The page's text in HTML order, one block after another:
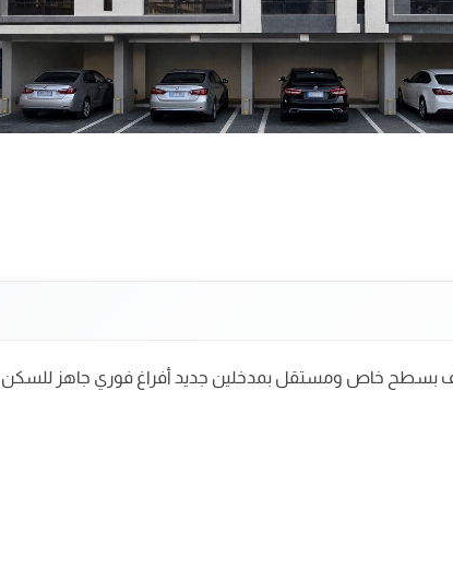
للبيع في جدة حي الروضة ملحق روف 4 غرف بسطح خاص ومستقل بمدخلين جديد أفراغ